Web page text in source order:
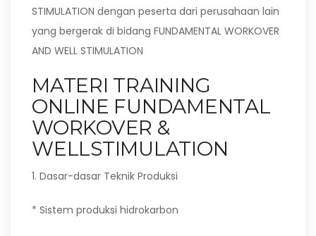
STIMULATION dengan peserta dari perusahaan lain
yang bergerak di bidang FUNDAMENTAL WORKOVER
AND WELL STIMULATION
MATERI TRAINING
ONLINE FUNDAMENTAL
WORKOVER &
WELLSTIMULATION
1. Dasar-dasar Teknik Produksi
* Sistem produksi hidrokarbon